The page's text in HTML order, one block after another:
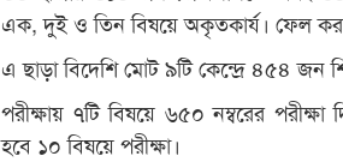
এক, দুই ও তিন বিষয়ে অকৃতকার্য। ফেল করা
এ ছাড়া বিদেশি মোট ৯টি কেন্দ্রে ৪৫৪ জন
পরীক্ষায় ৭টি বিষয়ে ৬৫০ নম্বরের
হবে ১০ বিষয়ে পরীক্ষা।